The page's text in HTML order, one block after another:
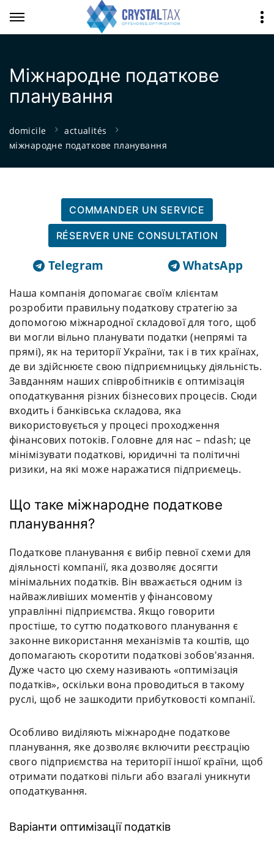
Міжнародне податкове
планування
domicile
actualités
міжнародне податкове планування
COMMANDER UN SERVICE
RÉSERVER UNE CONSULTATION
Telegram WhatsApp
Наша компанія допомагає своїм клієнтам
розробити правильну податкову стратегію за
допомогою міжнародної складової для того, щоб
ви могли вільно планувати податки (непрямі та
прямі), як на території України, так і в тих країнах,
де ви здійснюєте свою підприємницьку діяльність.
Завданням наших співробітників є оптимізація
оподаткування різних бізнесових процесів. Сюди
входить і банківська складова, яка
використовується у процесі проходження
фінансових потоків. Головне для нас – ndash; це
мінімізувати податкові, юридичні та політичні
ризики, на які може наражатися підприємець.
Що таке міжнародне податкове
планування?
Податкове планування є вибір певної схеми для
діяльності компанії, яка дозволяє досягти
мінімальних податків. Він вважається одним із
найважливіших моментів у фінансовому
управлінні підприємства. Якщо говорити
простіше, то суттю податкового планування є
законне використання механізмів та коштів, що
допомагають скоротити податкові зобов'язання.
Дуже часто цю схему називають «оптимізація
податків», оскільки вона проводиться в такому
руслі, щоб не зашкодити прибутковості компанії.
Особливо виділяють міжнародне податкове
планування, яке дозволяє включити реєстрацію
свого підприємства на території іншої країни, щоб
отримати податкові пільги або взагалі уникнути
оподаткування.
Варіанти оптимізації податків